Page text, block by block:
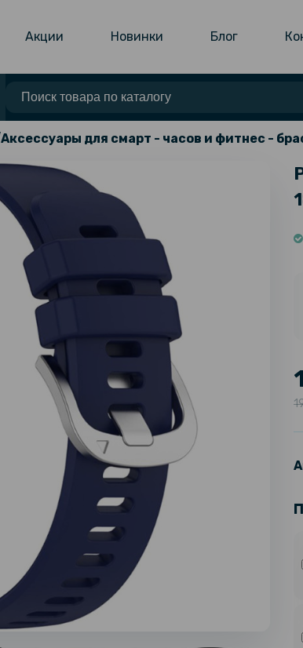
Акции Новинки Блог
Аксессуары для смарт - часов и фитнес -